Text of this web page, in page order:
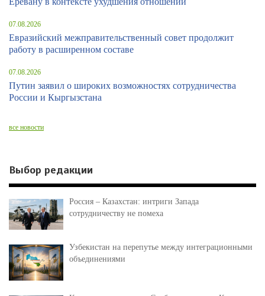
07.08.2026
Евразийский межправительственный совет продолжит
работу в расширенном составе
07.08.2026
Путин заявил о широких возможностях сотрудничества
России и Кыргызстана
все новости
Выбор редакции
Россия – Казахстан: интриги Запада
сотрудничеству не помеха
Узбекистан на перепутье между интеграционными
объединениями